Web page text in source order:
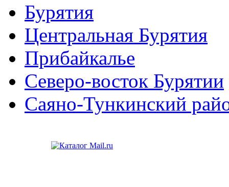
Бурятия
Центральная Бурятия
Прибайкалье
Северо-восток Бурятии
Саяно-Тункинский